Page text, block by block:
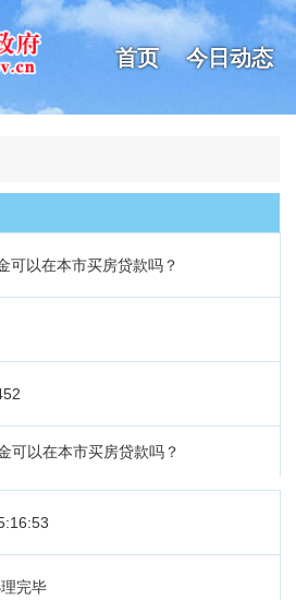
首页 今日动态
可以在本市买房贷款吗？
可以在本市买房贷款吗？
完毕